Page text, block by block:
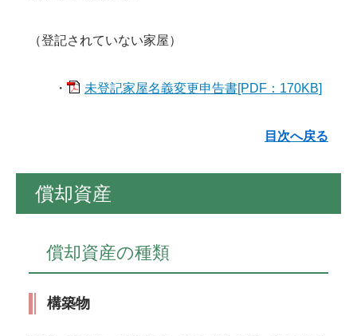
（登記されていない家屋）
・ 未登記家屋名義変更申告書[PDF：170KB]
目次へ戻る
償却資産
償却資産の種類
構築物